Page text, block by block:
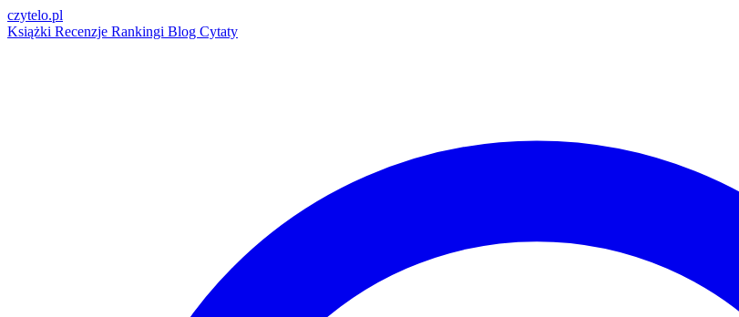
czytelo.pl
Książki Recenzje Rankingi Blog Cytaty